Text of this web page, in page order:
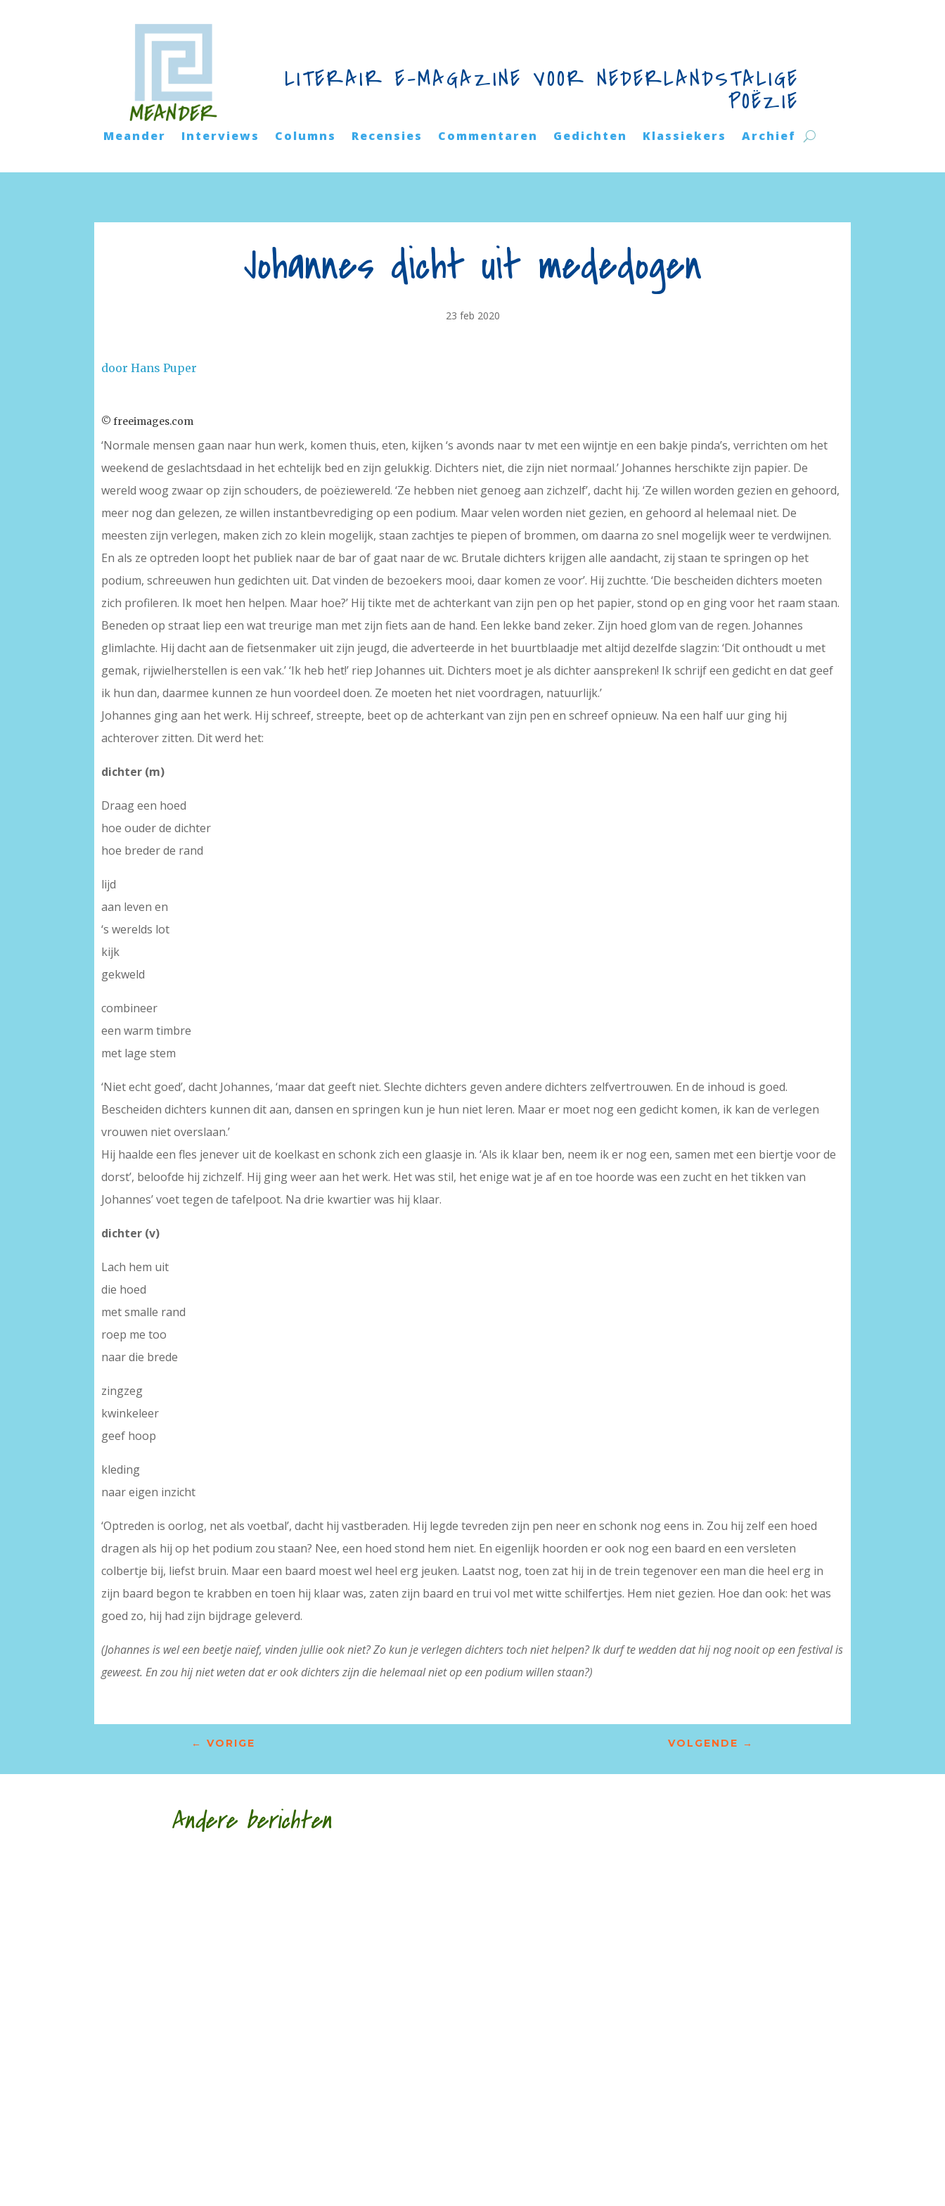
LITERAIR E-MAGAZINE VOOR NEDERLANDSTALIGE
POËZIE
Meander Interviews Columns Recensies Commentaren Gedichten Klassiekers Archief
Johannes dicht uit mededogen
23 feb 2020
door Hans Puper
© freeimages.com
‘Normale mensen gaan naar hun werk, komen thuis, eten, kijken ‘s avonds naar tv met een wijntje en een bakje pinda’s, verrichten om het
weekend de geslachtsdaad in het echtelijk bed en zijn gelukkig. Dichters niet, die zijn niet normaal.’ Johannes herschikte zijn papier. De
wereld woog zwaar op zijn schouders, de poëziewereld. ‘Ze hebben niet genoeg aan zichzelf’, dacht hij. ‘Ze willen worden gezien en gehoord,
meer nog dan gelezen, ze willen instantbevrediging op een podium. Maar velen worden niet gezien, en gehoord al helemaal niet. De
meesten zijn verlegen, maken zich zo klein mogelijk, staan zachtjes te piepen of brommen, om daarna zo snel mogelijk weer te verdwijnen.
En als ze optreden loopt het publiek naar de bar of gaat naar de wc. Brutale dichters krijgen alle aandacht, zij staan te springen op het
podium, schreeuwen hun gedichten uit. Dat vinden de bezoekers mooi, daar komen ze voor’. Hij zuchtte. ‘Die bescheiden dichters moeten
zich profileren. Ik moet hen helpen. Maar hoe?’ Hij tikte met de achterkant van zijn pen op het papier, stond op en ging voor het raam staan.
Beneden op straat liep een wat treurige man met zijn fiets aan de hand. Een lekke band zeker. Zijn hoed glom van de regen. Johannes
glimlachte. Hij dacht aan de fietsenmaker uit zijn jeugd, die adverteerde in het buurtblaadje met altijd dezelfde slagzin: ‘Dit onthoudt u met
gemak, rijwielherstellen is een vak.’ ‘Ik heb het!’ riep Johannes uit. Dichters moet je als dichter aanspreken! Ik schrijf een gedicht en dat geef
ik hun dan, daarmee kunnen ze hun voordeel doen. Ze moeten het niet voordragen, natuurlijk.’
Johannes ging aan het werk. Hij schreef, streepte, beet op de achterkant van zijn pen en schreef opnieuw. Na een half uur ging hij
achterover zitten. Dit werd het:
dichter (m)
Draag een hoed
hoe ouder de dichter
hoe breder de rand
lijd
aan leven en
‘s werelds lot
kijk
gekweld
combineer
een warm timbre
met lage stem
‘Niet echt goed’, dacht Johannes, ‘maar dat geeft niet. Slechte dichters geven andere dichters zelfvertrouwen. En de inhoud is goed.
Bescheiden dichters kunnen dit aan, dansen en springen kun je hun niet leren. Maar er moet nog een gedicht komen, ik kan de verlegen
vrouwen niet overslaan.’
Hij haalde een fles jenever uit de koelkast en schonk zich een glaasje in. ‘Als ik klaar ben, neem ik er nog een, samen met een biertje voor de
dorst’, beloofde hij zichzelf. Hij ging weer aan het werk. Het was stil, het enige wat je af en toe hoorde was een zucht en het tikken van
Johannes’ voet tegen de tafelpoot. Na drie kwartier was hij klaar.
dichter (v)
Lach hem uit
die hoed
met smalle rand
roep me too
naar die brede
zingzeg
kwinkeleer
geef hoop
kleding
naar eigen inzicht
‘Optreden is oorlog, net als voetbal’, dacht hij vastberaden. Hij legde tevreden zijn pen neer en schonk nog eens in. Zou hij zelf een hoed
dragen als hij op het podium zou staan? Nee, een hoed stond hem niet. En eigenlijk hoorden er ook nog een baard en een versleten
colbertje bij, liefst bruin. Maar een baard moest wel heel erg jeuken. Laatst nog, toen zat hij in de trein tegenover een man die heel erg in
zijn baard begon te krabben en toen hij klaar was, zaten zijn baard en trui vol met witte schilfertjes. Hem niet gezien. Hoe dan ook: het was
goed zo, hij had zijn bijdrage geleverd.
(Johannes is wel een beetje naïef, vinden jullie ook niet? Zo kun je verlegen dichters toch niet helpen? Ik durf te wedden dat hij nog nooit op een festival is
geweest. En zou hij niet weten dat er ook dichters zijn die helemaal niet op een podium willen staan?)
← VORIGE VOLGENDE →
Andere berichten